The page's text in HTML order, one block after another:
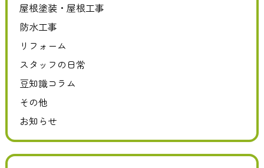
屋根塗装・屋根工事
防水工事
リフォーム
スタッフの日常
豆知識コラム
その他
お知らせ